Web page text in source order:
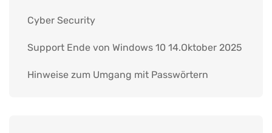
Cyber Security
Support Ende von Windows 10 14.Oktober 2025
Hinweise zum Umgang mit Passwörtern